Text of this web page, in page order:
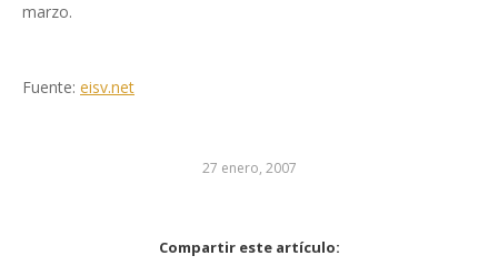
marzo.
Fuente: eisv.net
27 enero, 2007
Compartir este artículo: